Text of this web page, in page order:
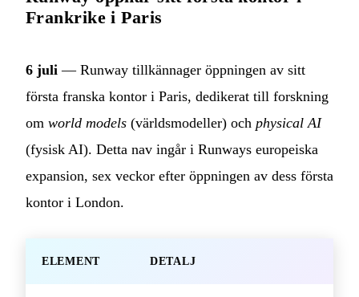
Frankrike i Paris
6 juli — Runway tillkännager öppningen av sitt
första franska kontor i Paris, dedikerat till forskning
om world models (världsmodeller) och physical AI
(fysisk AI). Detta nav ingår i Runways europeiska
expansion, sex veckor efter öppningen av dess första
kontor i London.
ELEMENT DETALJ